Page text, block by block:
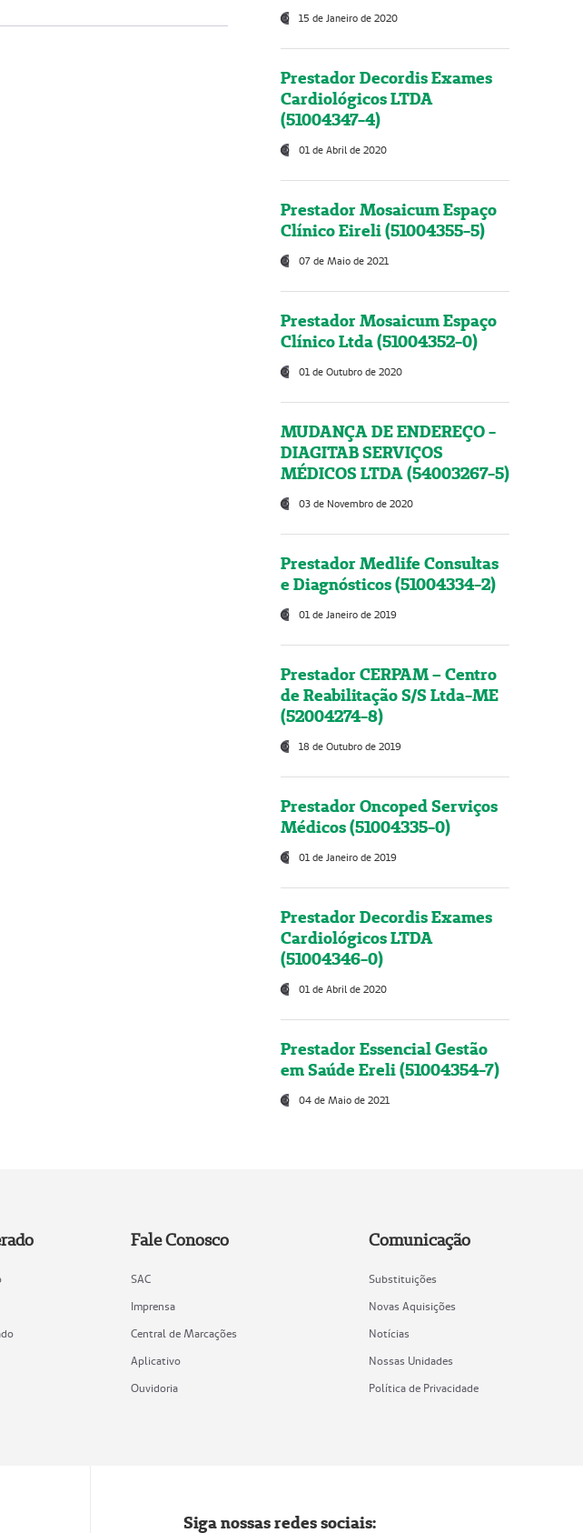
15 de Janeiro de 2020
Prestador Decordis Exames
Cardiológicos LTDA
(51004347-4)
01 de Abril de 2020
Prestador Mosaicum Espaço
Clínico Eireli (51004355-5)
07 de Maio de 2021
Prestador Mosaicum Espaço
Clínico Ltda (51004352-0)
01 de Outubro de 2020
MUDANÇA DE ENDEREÇO -
DIAGITAB SERVIÇOS
MÉDICOS LTDA (54003267-5)
03 de Novembro de 2020
Prestador Medlife Consultas
e Diagnósticos (51004334-2)
01 de Janeiro de 2019
Prestador CERPAM – Centro
de Reabilitação S/S Ltda-ME
(52004274-8)
18 de Outubro de 2019
Prestador Oncoped Serviços
Médicos (51004335-0)
01 de Janeiro de 2019
Prestador Decordis Exames
Cardiológicos LTDA
(51004346-0)
01 de Abril de 2020
Prestador Essencial Gestão
em Saúde Ereli (51004354-7)
04 de Maio de 2021
Fale Conosco
SAC
Imprensa
Central de Marcações
Aplicativo
Ouvidoria
Comunicação
Substituições
Novas Aquisições
Notícias
Nossas Unidades
Política de Privacidade
Siga nossas redes sociais: